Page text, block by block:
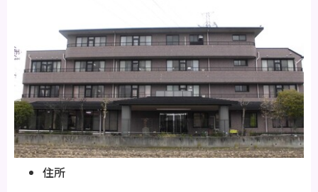
住所